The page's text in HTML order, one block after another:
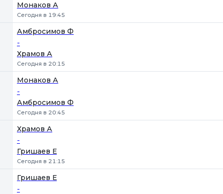
Монаков А
Сегодня в 19:45
Амбросимов Ф
-
Храмов А
Сегодня в 20:15
Монаков А
-
Амбросимов Ф
Сегодня в 20:45
Храмов А
-
Гришаев Е
Сегодня в 21:15
Гришаев Е
-